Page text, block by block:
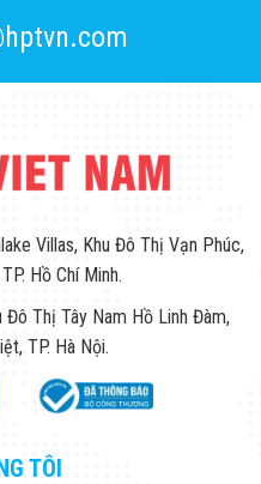
Villas, Khu Đô Thị Vạn Phúc,
Hồ Chí Minh.
Đô Thị Tây Nam Hồ Linh Đàm,
TP. Hà Nội.
TÔI